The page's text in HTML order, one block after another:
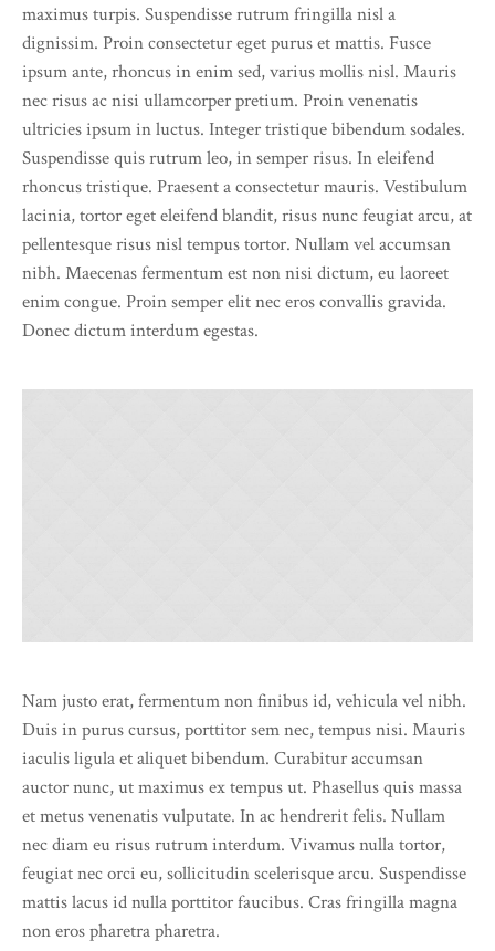
maximus turpis. Suspendisse rutrum fringilla nisl a
dignissim. Proin consectetur eget purus et mattis. Fusce
ipsum ante, rhoncus in enim sed, varius mollis nisl. Mauris
nec risus ac nisi ullamcorper pretium. Proin venenatis
ultricies ipsum in luctus. Integer tristique bibendum sodales.
Suspendisse quis rutrum leo, in semper risus. In eleifend
rhoncus tristique. Praesent a consectetur mauris. Vestibulum
lacinia, tortor eget eleifend blandit, risus nunc feugiat arcu, at
pellentesque risus nisl tempus tortor. Nullam vel accumsan
nibh. Maecenas fermentum est non nisi dictum, eu laoreet
enim congue. Proin semper elit nec eros convallis gravida.
Donec dictum interdum egestas.
Nam justo erat, fermentum non finibus id, vehicula vel nibh.
Duis in purus cursus, porttitor sem nec, tempus nisi. Mauris
iaculis ligula et aliquet bibendum. Curabitur accumsan
auctor nunc, ut maximus ex tempus ut. Phasellus quis massa
et metus venenatis vulputate. In ac hendrerit felis. Nullam
nec diam eu risus rutrum interdum. Vivamus nulla tortor,
feugiat nec orci eu, sollicitudin scelerisque arcu. Suspendisse
mattis lacus id nulla porttitor faucibus. Cras fringilla magna
non eros pharetra pharetra.